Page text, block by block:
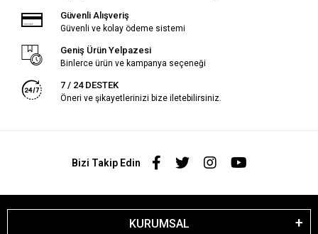
Güvenli Alışveriş
Güvenli ve kolay ödeme sistemi
Geniş Ürün Yelpazesi
Binlerce ürün ve kampanya seçeneği
7 / 24 DESTEK
Öneri ve şikayetlerinizi bize iletebilirsiniz.
Bizi Takip Edin
KURUMSAL